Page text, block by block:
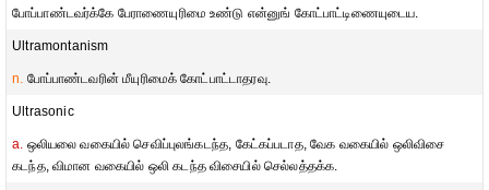
போப்பாண்டவர்க்கே பேராணையுரிமை உண்டு என்னுங் கோட்பாட்டிணையுடைய.
Ultramontanism
n. போப்பாண்டவரின் மீயுரிமைக் கோட்பாட்டாதரவு.
Ultrasonic
a. ஒலியலை வகையில் செவிப்புலங்கடந்த, கேட்கப்படாத, வேக வகையில் ஒலிவிசை
கடந்த, விமான வகையில் ஒலி கடந்த விசையில் செல்லத்தக்க.